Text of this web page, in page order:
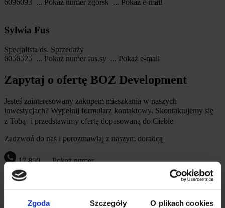
Zgoda Szczegóły O plikach cookies
Sylwia Fus
Specjalista ds. Sprzedaży
6056525 ... Pokaż numer fus.sy ... Pokaż e-mail
Zapytaj o ofertę BOZ Development
Jesteś zainteresowany zakupem mieszkania w naszych
inwestycjach? Wypełnij formularz kontaktowy. Skontaktujemy się
z Tobą i przedstawimy ofertę dopasowaną do Ciebie
Zadzwoń do nas i porozmawiaj z naszym doradcą
17 850... Pokaż numer
Imię*
Nazwisko*